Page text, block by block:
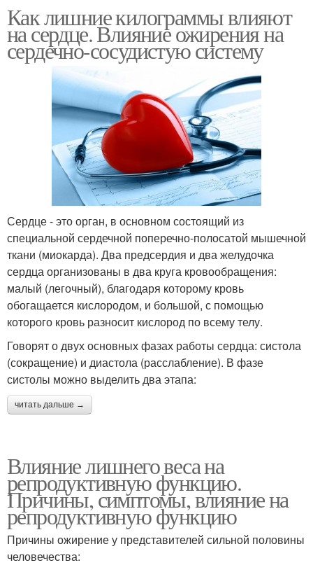
Как лишние килограммы влияют
на сердце. Влияние ожирения на
сердечно-сосудистую систему
Сердце - это орган, в основном состоящий из
специальной сердечной поперечно-полосатой мышечной
ткани (миокарда). Два предсердия и два желудочка
сердца организованы в два круга кровообращения:
малый (легочный), благодаря которому кровь
обогащается кислородом, и большой, с помощью
которого кровь разносит кислород по всему телу.
Говорят о двух основных фазах работы сердца: систола
(сокращение) и диастола (расслабление). В фазе
систолы можно выделить два этапа:
читать дальше →
Влияние лишнего веса на
репродуктивную функцию.
Причины, симптомы, влияние на
репродуктивную функцию
Причины ожирение у представителей сильной половины
человечества: